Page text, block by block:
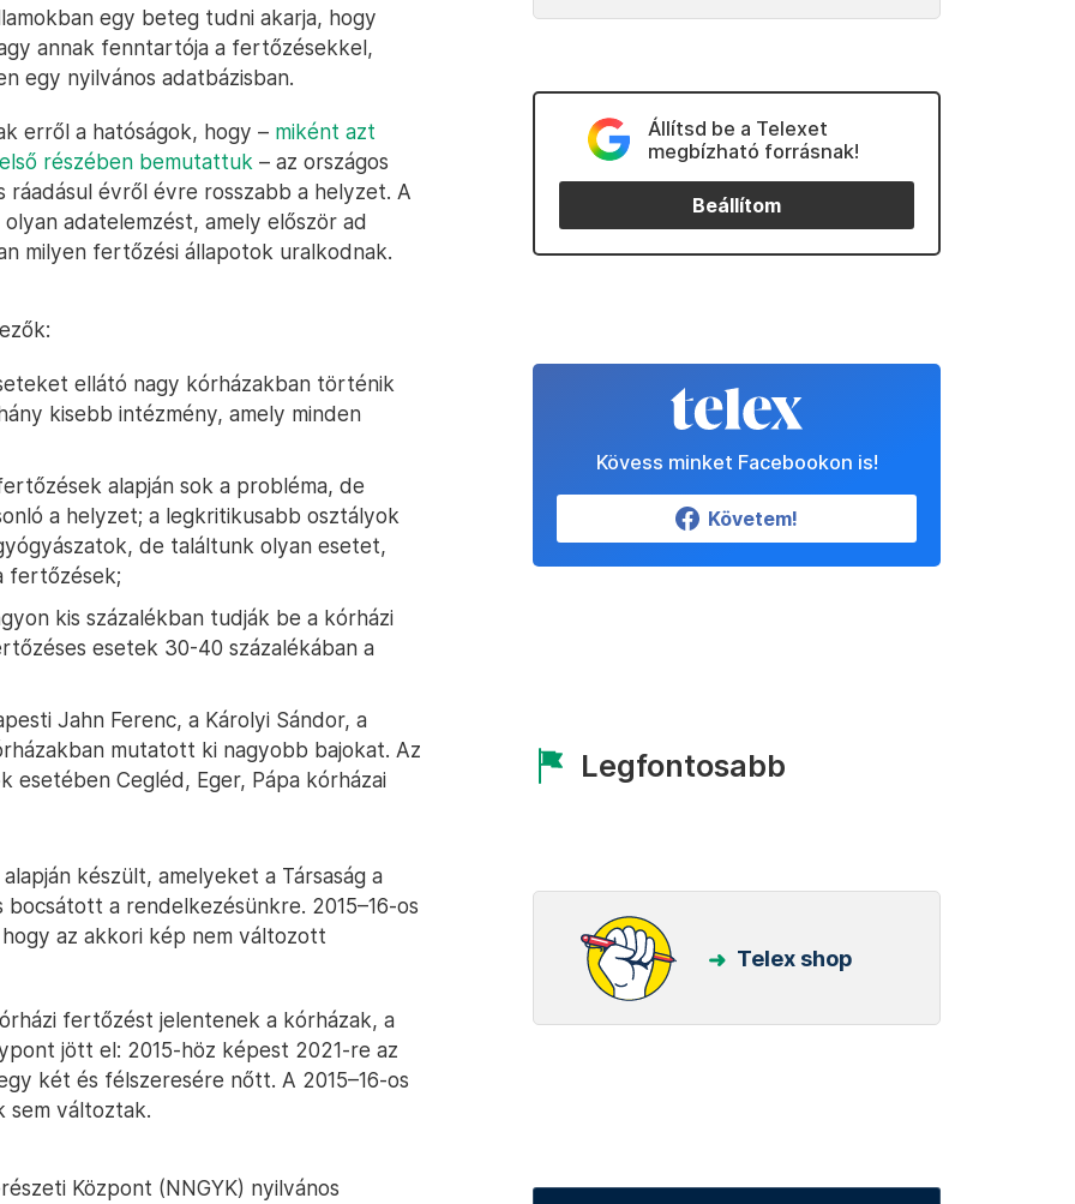
egy beteg tudni akarja, hogy
annak fenntartója a fertőzésekkel,
egy nyilvános adatbázisban.
erről a hatóságok, hogy – miként azt
részében bemutattuk – az országos
évről évre rosszabb a helyzet. A
adatelemzést, amely először ad
milyen fertőzési állapotok uralkodnak.
ellátó nagy kórházakban történik
kisebb intézmény, amely minden
alapján sok a probléma, de
a helyzet; a legkritikusabb osztályok
de találtunk olyan esetet,
fertőzések;
kis százalékban tudják be a kórházi
esetek 30-40 százalékában a
Jahn Ferenc, a Károlyi Sándor, a
mutatott ki nagyobb bajokat. Az
esetében Cegléd, Eger, Pápa kórházai
készült, amelyeket a Társaság a
a rendelkezésünkre. 2015–16-os
az akkori kép nem változott
fertőzést jelentenek a kórházak, a
jött el: 2015-höz képest 2021-re az
két és félszeresére nőtt. A 2015–16-os
sem változtak.
Központ (NNGYK) nyilvános
Állítsd be a Telexet
megbízható forrásnak!
Beállítom
Kövess minket Facebookon is!
Követem!
Legfontosabb
Telex shop